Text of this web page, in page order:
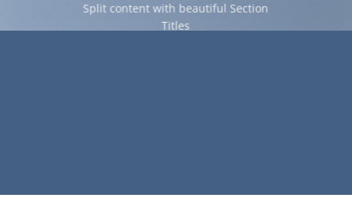
Split content with beautiful Section
Titles